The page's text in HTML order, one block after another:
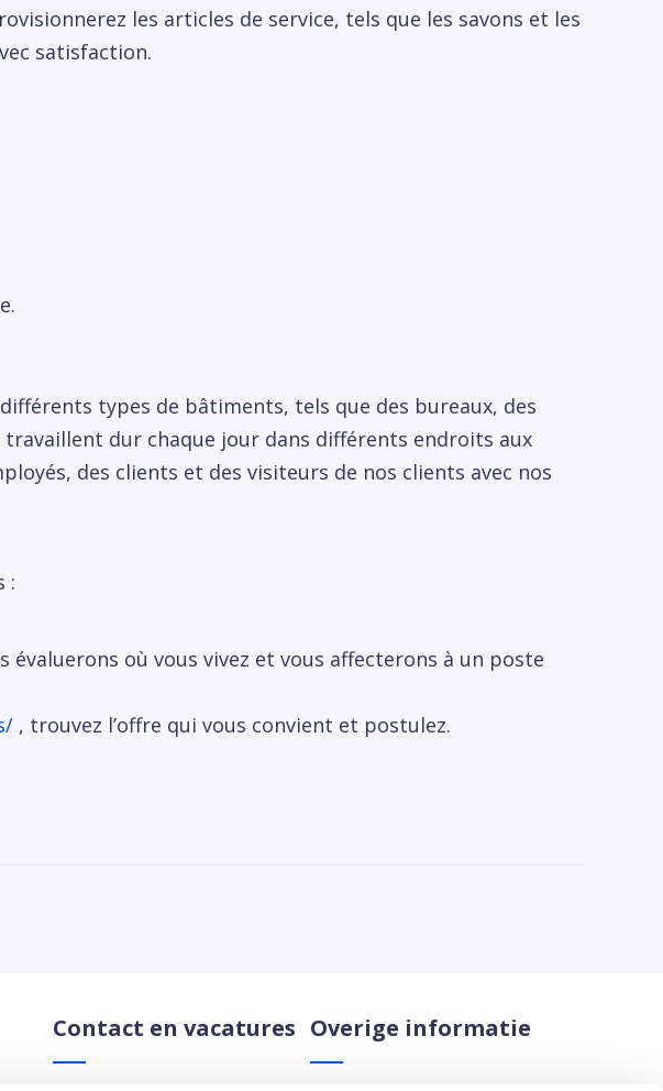
les articles de service, tels que les savons et les
satisfaction.
types de bâtiments, tels que des bureaux, des
dur chaque jour dans différents endroits aux
des clients et des visiteurs de nos clients avec nos
:
où vous vivez et vous affecterons à un poste
, trouvez l’offre qui vous convient et postulez.
Contact en vacatures Overige informatie